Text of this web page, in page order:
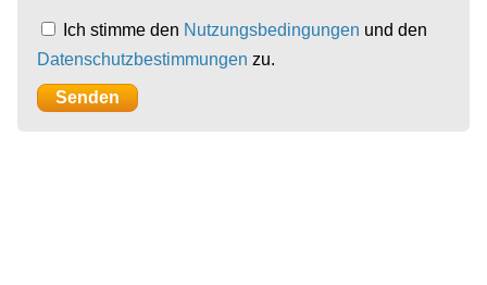
Ich stimme den Nutzungsbedingungen und den
Datenschutzbestimmungen zu.